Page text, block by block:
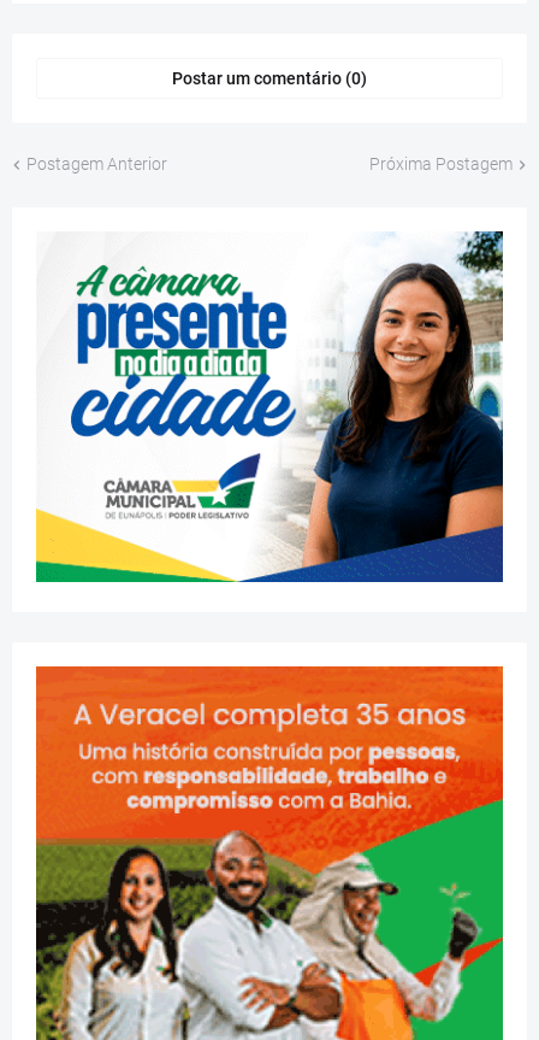
Postar um comentário (0)
Postagem Anterior Próxima Postagem